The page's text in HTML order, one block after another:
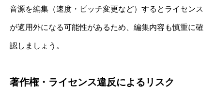
音源を編集（速度・ピッチ変更など）するとライセンス
が適用外になる可能性があるため、編集内容も慎重に確
認しましょう。
著作権・ライセンス違反によるリスク